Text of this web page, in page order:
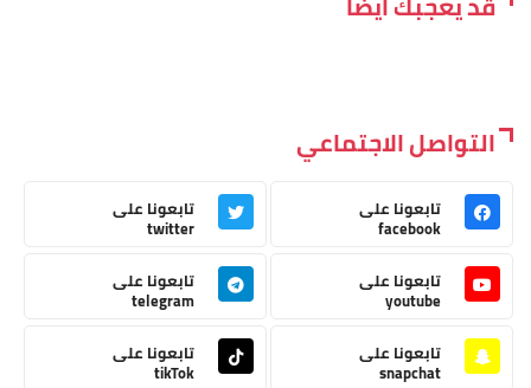
التواصل الاجتماعي
تابعونا على
facebook
تابعونا على
twitter
تابعونا على
youtube
تابعونا على
telegram
تابعونا على
snapchat
تابعونا على
tikTok